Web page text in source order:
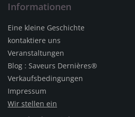
Informationen
Eine kleine Geschichte
kontaktiere uns
Veranstaltungen
Blog : Saveurs Dernières®
Verkaufsbedingungen
Impressum
Wir stellen ein